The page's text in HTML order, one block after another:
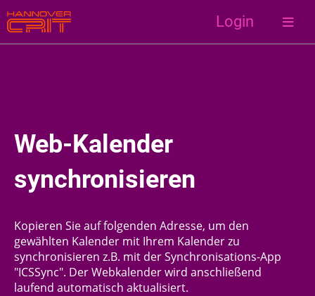
Login
Web-Kalender
synchronisieren
Kopieren Sie auf folgenden Adresse, um den
gewählten Kalender mit Ihrem Kalender zu
synchronisieren z.B. mit der Synchronisations-App
"ICSSync". Der Webkalender wird anschließend
laufend automatisch aktualisiert.